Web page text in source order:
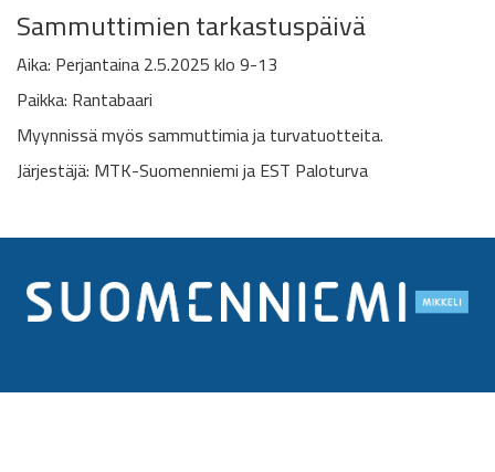
Sammuttimien tarkastuspäivä
Aika: Perjantaina 2.5.2025 klo 9-13
Paikka: Rantabaari
Myynnissä myös sammuttimia ja turvatuotteita.
Järjestäjä: MTK-Suomenniemi ja EST Paloturva